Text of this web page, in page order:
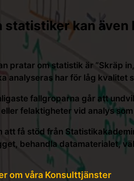
statistiker kan
pratar om statistik är ”Skräp
analyseras har för låg kvalitet
fallgroparna går att
felaktigheter vid analys
att få stöd från
behandla datamaterialet,
om våra Konsulttjänster